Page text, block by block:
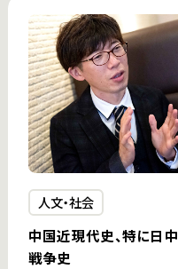
人文・社会
中国近現代史、特に日中
戦争史